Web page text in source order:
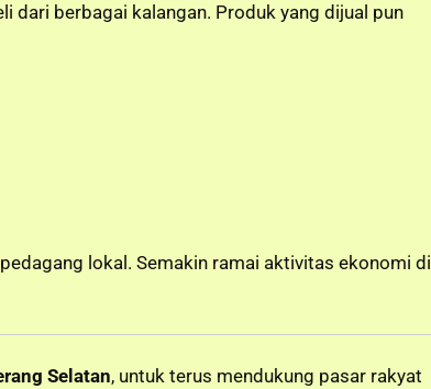
dari berbagai kalangan. Produk yang dijual pun
lokal. Semakin ramai aktivitas ekonomi di
Selatan, untuk terus mendukung pasar rakyat